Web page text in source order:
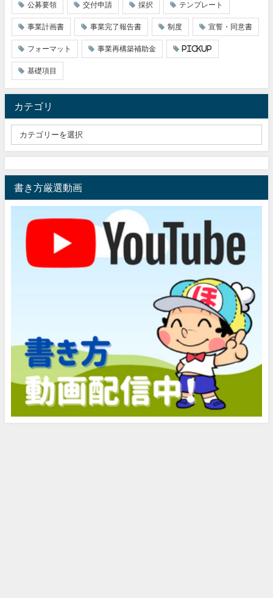
公募要領 交付申請 採択 テンプレート
事業計画書 事業完了報告書 制度 宣誓・同意書
フォーマット 事業再構築補助金 pickup
基礎項目
カテゴリ
書き方厳選動画